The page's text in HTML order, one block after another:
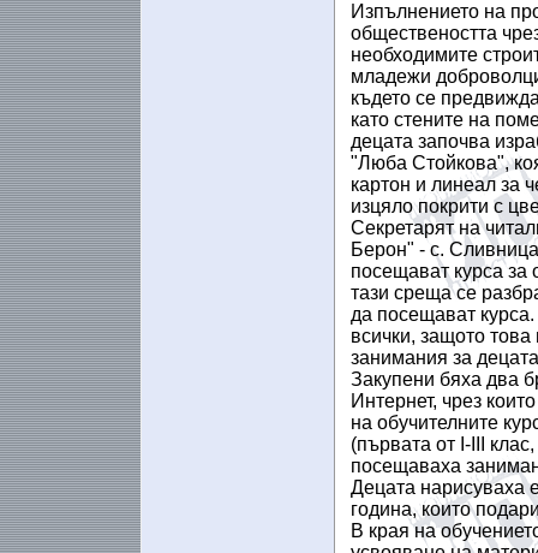
Изпълнението на
обществеността
необходимите
младежи
където се
като стените на
децата започва
"Люба Стойкова",
картон и линеал за
изцяло покрити с
Секретарят на
Берон" - с.
посещават курса за
тази среща се
да посещават
всички, защото
занимания за
Закупени бяха два
Интернет, чрез
на обучителните
(първата от I-III
посещаваха
Децата нарисуваха
година, които
В края на